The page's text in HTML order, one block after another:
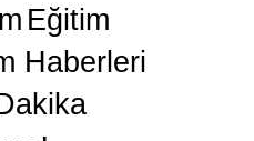
Eğitim
Haberleri